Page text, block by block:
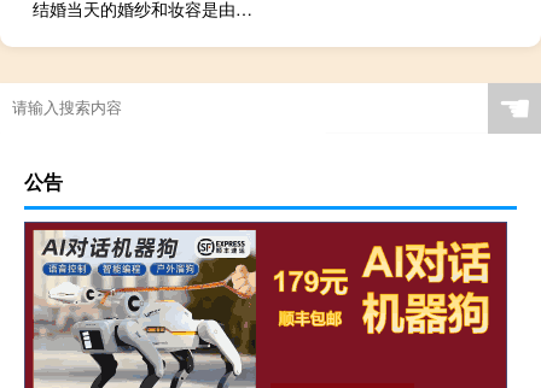
结婚当天的婚纱和妆容是由婚纱店负责还是婚庆公司 结婚穿婚纱在婚车要了她
☚
公告